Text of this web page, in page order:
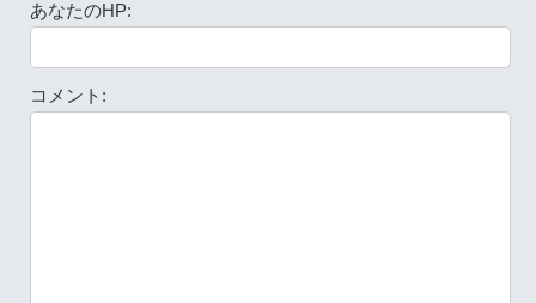
あなたのHP:
コメント: